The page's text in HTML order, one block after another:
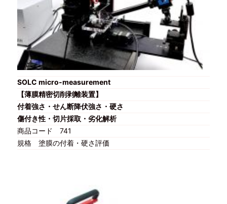
SOLC micro-measurement
【薄膜精密切削剥離装置】
付着強さ・せん断降伏強さ・硬さ
傷付き性・切片採取・劣化解析
商品コード
741
規格
塗膜の付着・硬さ評価